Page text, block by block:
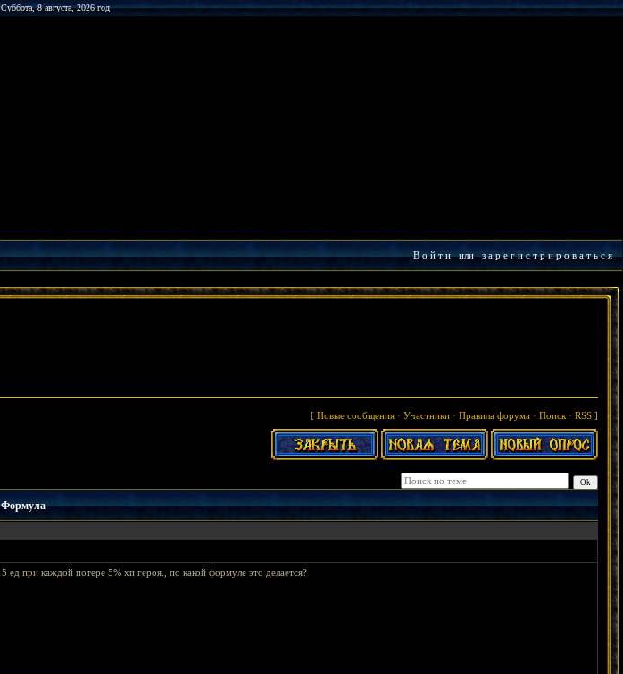
8 августа, 2026 год
В о й т иилиз а р е г и с т р и р о в а т ь с я
[ Новые сообщения · Участники · Правила форума · Поиск · RSS ]
Формула
при каждой потере 5% хп героя., по какой формуле это делается?